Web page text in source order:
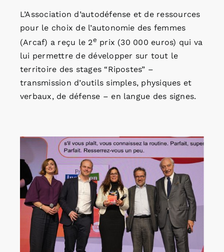
L’Association d’autodéfense et de ressources
pour le choix de l’autonomie des femmes
(Arcaf) a reçu le 2e prix (30 000 euros) qui va
lui permettre de développer sur tout le
territoire des stages “Ripostes” –
transmission d’outils simples, physiques et
verbaux, de défense – en langue des signes.